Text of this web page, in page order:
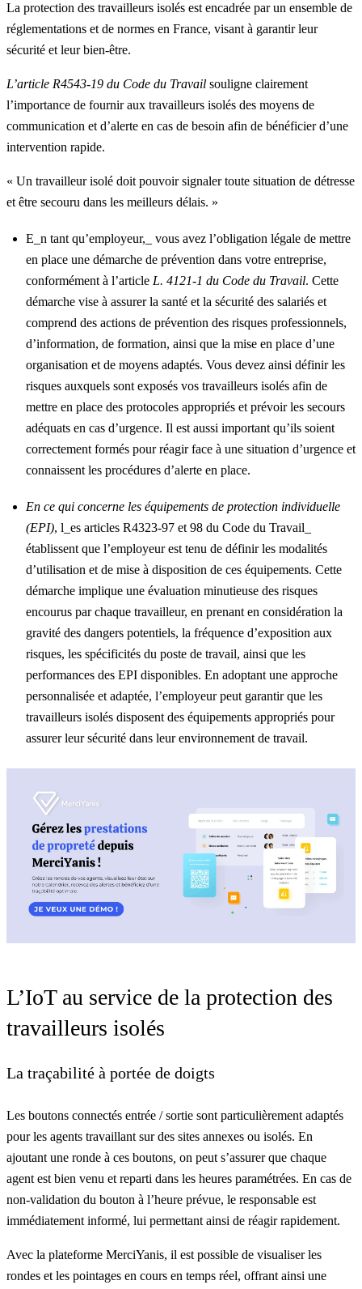
La protection des travailleurs isolés est encadrée par un ensemble de
réglementations et de normes en France, visant à garantir leur
sécurité et leur bien-être.
L’article R4543-19 du Code du Travail souligne clairement
l’importance de fournir aux travailleurs isolés des moyens de
communication et d’alerte en cas de besoin afin de bénéficier d’une
intervention rapide.
« Un travailleur isolé doit pouvoir signaler toute situation de détresse
et être secouru dans les meilleurs délais. »
E_n tant qu’employeur,_ vous avez l’obligation légale de mettre
en place une démarche de prévention dans votre entreprise,
conformément à l’article L. 4121-1 du Code du Travail. Cette
démarche vise à assurer la santé et la sécurité des salariés et
comprend des actions de prévention des risques professionnels,
d’information, de formation, ainsi que la mise en place d’une
organisation et de moyens adaptés. Vous devez ainsi définir les
risques auxquels sont exposés vos travailleurs isolés afin de
mettre en place des protocoles appropriés et prévoir les secours
adéquats en cas d’urgence. Il est aussi important qu’ils soient
correctement formés pour réagir face à une situation d’urgence et
connaissent les procédures d’alerte en place.
En ce qui concerne les équipements de protection individuelle
(EPI), l_es articles R4323-97 et 98 du Code du Travail_
établissent que l’employeur est tenu de définir les modalités
d’utilisation et de mise à disposition de ces équipements. Cette
démarche implique une évaluation minutieuse des risques
encourus par chaque travailleur, en prenant en considération la
gravité des dangers potentiels, la fréquence d’exposition aux
risques, les spécificités du poste de travail, ainsi que les
performances des EPI disponibles. En adoptant une approche
personnalisée et adaptée, l’employeur peut garantir que les
travailleurs isolés disposent des équipements appropriés pour
assurer leur sécurité dans leur environnement de travail.
L’IoT au service de la protection des
travailleurs isolés
La traçabilité à portée de doigts
Les boutons connectés entrée / sortie sont particulièrement adaptés
pour les agents travaillant sur des sites annexes ou isolés. En
ajoutant une ronde à ces boutons on peut s’assurer que chaque
agent est bien venu et reparti dans les heures paramétrées. En cas de
non-validation du bouton à l’heure prévue, le responsable est
immédiatement informé, lui permettant ainsi de réagir rapidement.
Avec la plateforme MerciYanis, il est possible de visualiser les
rondes et les pointages en cours en temps réel, offrant ainsi une